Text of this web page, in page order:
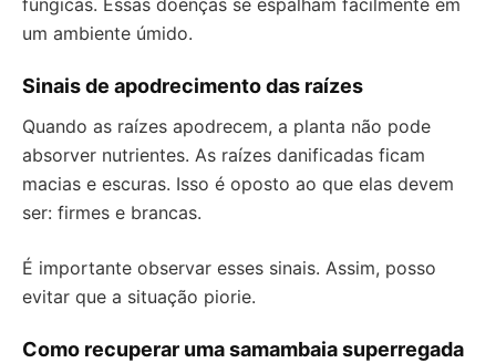
fúngicas. Essas doenças se espalham facilmente em
um ambiente úmido.
Sinais de apodrecimento das raízes
Quando as raízes apodrecem, a planta não pode
absorver nutrientes. As raízes danificadas ficam
macias e escuras. Isso é oposto ao que elas devem
ser: firmes e brancas.
É importante observar esses sinais. Assim, posso
evitar que a situação piorie.
Como recuperar uma samambaia superregada